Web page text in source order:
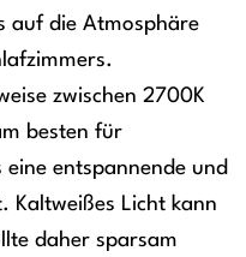
auf die Atmosphäre
zwischen 2700K
besten für
entspannende und
Kaltweißes Licht kann
daher sparsam